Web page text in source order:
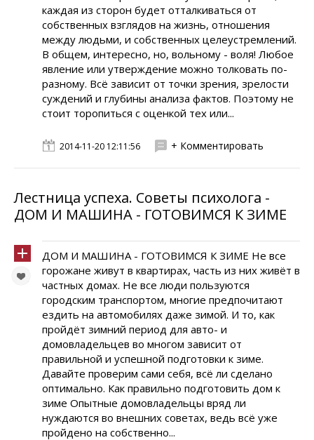
каждая из сторон будет отталкиваться от
собственных взглядов на жизнь, отношения
между людьми, и собственных целеустремлений.
В общем, интересно, но, вольному - воля! Любое
явление или утверждение можно толковать по-
разному. Всё зависит от точки зрения, зрелости
суждений и глубины анализа фактов. Поэтому не
стоит торопиться с оценкой тех или...
2014-11-20 12:11:56 + Комментировать
Лестница успеха. Советы психолога -
ДОМ И МАШИНА - ГОТОВИМСЯ К ЗИМЕ
ДОМ И МАШИНА - ГОТОВИМСЯ К ЗИМЕ Не все
горожане живут в квартирах, часть из них живёт в
частных домах. Не все люди пользуются
городским транспортом, многие предпочитают
ездить на автомобилях даже зимой. И то, как
пройдёт зимний период для авто- и
домовладельцев во многом зависит от
правильной и успешной подготовки к зиме.
Давайте проверим сами себя, всё ли сделано
оптимально. Как правильно подготовить дом к
зиме Опытные домовладельцы вряд ли
нуждаются во внешних советах, ведь всё уже
пройдено на собственно...